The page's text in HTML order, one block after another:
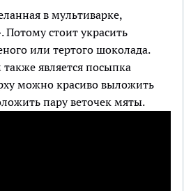
в мультиварке,
Потому стоит украсить
или тертого шоколада.
является посыпка
можно красиво выложить
пару веточек мяты.